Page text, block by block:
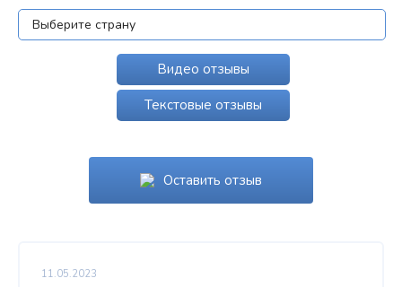
Видео отзывы
Текстовые отзывы
Оставить отзыв
11.05.2023